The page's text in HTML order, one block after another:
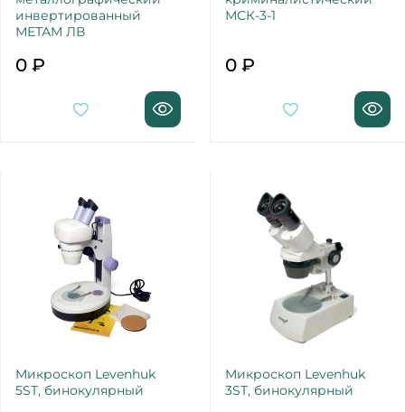
инвертированный
МЕТАМ ЛВ
0 ₽
МСК-3-1
0 ₽
Микроскоп Levenhuk
5ST, бинокулярный
Микроскоп Levenhuk
3ST, бинокулярный